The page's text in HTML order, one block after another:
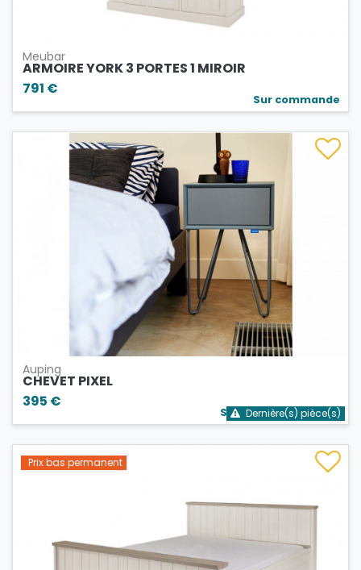
Meubar
ARMOIRE YORK 3 PORTES 1 MIROIR
791 €
Sur commande
Auping
CHEVET PIXEL
395 €
Stock bientôt épuisé
Dernière(s) pièce(s)
Prix bas permanent